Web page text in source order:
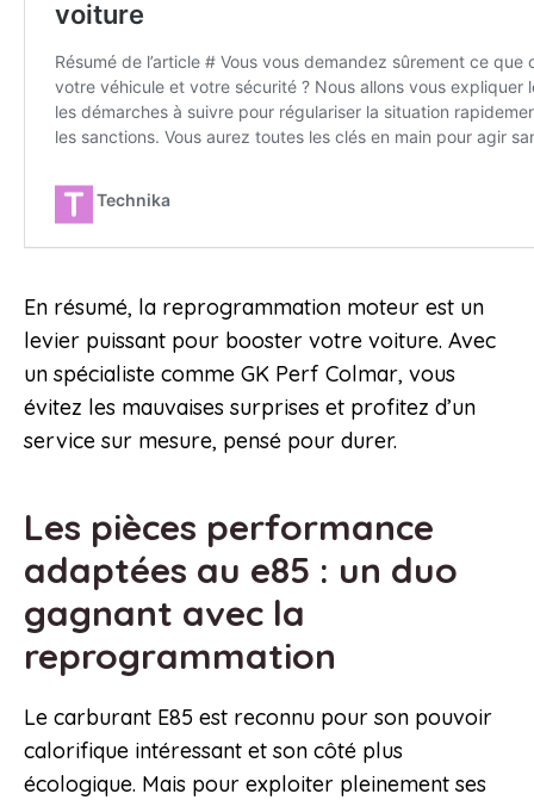
En résumé, la reprogrammation moteur est un
levier puissant pour booster votre voiture. Avec
un spécialiste comme GK Perf Colmar, vous
évitez les mauvaises surprises et profitez d’un
service sur mesure, pensé pour durer.
Les pièces performance
adaptées au e85 : un duo
gagnant avec la
reprogrammation
Le carburant E85 est reconnu pour son pouvoir
calorifique intéressant et son côté plus
écologique. Mais pour exploiter pleinement ses